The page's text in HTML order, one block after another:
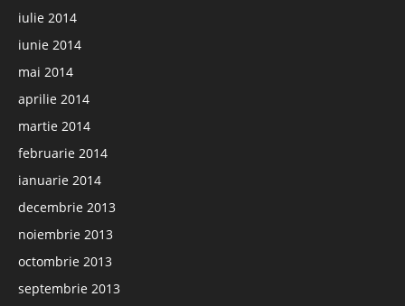
iulie 2014
iunie 2014
mai 2014
aprilie 2014
martie 2014
februarie 2014
ianuarie 2014
decembrie 2013
noiembrie 2013
octombrie 2013
septembrie 2013